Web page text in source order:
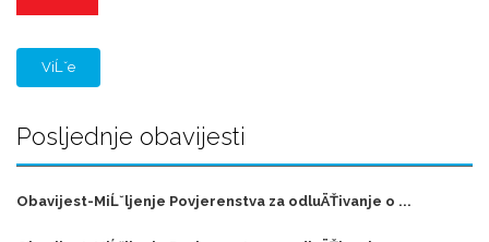
ViĹˇe
Posljednje obavijesti
Obavijest-MiĹˇljenje Povjerenstva za odluÄŤivanje o ...